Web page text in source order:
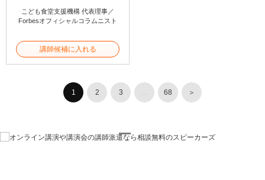
こども食堂支援機構 代表理事／
Forbesオフィシャルコラムニスト
講師候補に入れる
1 2 3 68 ＞